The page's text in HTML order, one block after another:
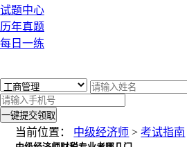
试题中心
历年真题
每日一练
一键提交领取
当前位置： 中级经济师 >考试指南